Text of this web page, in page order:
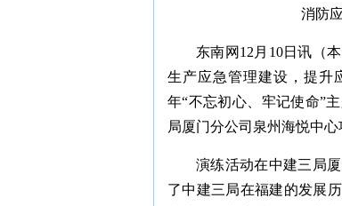
消防
东南网12月10日讯（
生产应急管理建设，提升
年“不忘初心、牢记使命”
局厦门分公司泉州海悦中心
演练活动在中建三局
了中建三局在福建的发展